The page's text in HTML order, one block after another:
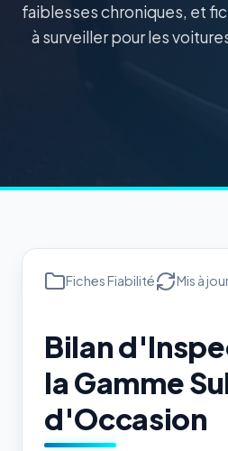
faiblesses chroniques, et
à surveiller pour les
Fiches Fiabilité Mis à
Bilan
la Gamme
d'Occasion